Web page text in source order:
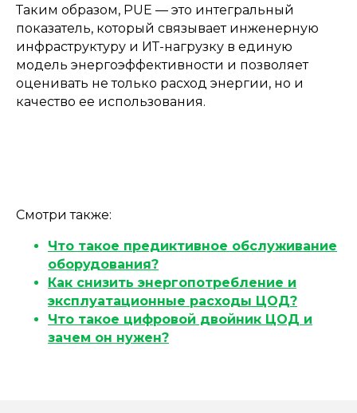
Таким образом, PUE — это интегральный
показатель, который связывает инженерную
инфраструктуру и ИТ-нагрузку в единую
модель энергоэффективности и позволяет
оценивать не только расход энергии, но и
качество ее использования.
Смотри также:
Что такое предиктивное обслуживание
оборудования?
Как снизить энергопотребление и
эксплуатационные расходы ЦОД?
Что такое цифровой двойник ЦОД и
зачем он нужен?